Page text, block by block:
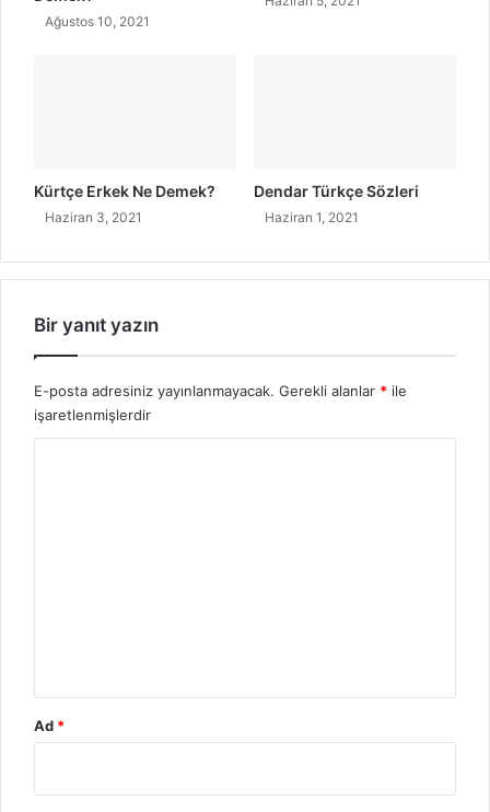
Ağustos 10, 2021
Kürtçe Erkek Ne Demek?
Haziran 3, 2021
Dendar Türkçe Sözleri
Haziran 1, 2021
Bir yanıt yazın
E-posta adresiniz yayınlanmayacak. Gerekli alanlar * ile
işaretlenmişlerdir
Ad *